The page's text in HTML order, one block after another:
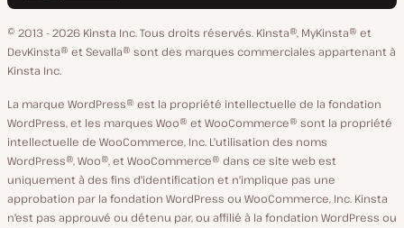
GitHub
X
YouTube
Facebook
LinkedIn
de
langue
© 2013 - 2026 Kinsta Inc. Tous droits réservés. Kinsta®, MyKinsta® et
DevKinsta® et Sevalla® sont des marques commerciales appartenant à
Kinsta Inc.
La marque WordPress® est la propriété intellectuelle de la fondation
WordPress, et les marques Woo® et WooCommerce® sont la propriété
intellectuelle de WooCommerce, Inc. L'utilisation des noms
WordPress®, Woo®, et WooCommerce® dans ce site web est
uniquement à des fins d'identification et n'implique pas une
approbation par la fondation WordPress ou WooCommerce, Inc. Kinsta
n'est pas approuvé ou détenu par, ou affilié à la fondation WordPress ou